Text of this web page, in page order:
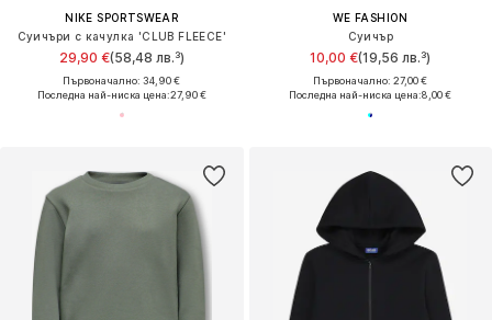
NIKE SPORTSWEAR
Суичъри с качулка 'CLUB FLEECE'
29,90 €(58,48 лв.³)
Първоначално: 34,90 €
Последна най-ниска цена:27,90 €
WE FASHION
Суичър
10,00 €(19,56 лв.³)
Първоначално: 27,00 €
Последна най-ниска цена:8,00 €